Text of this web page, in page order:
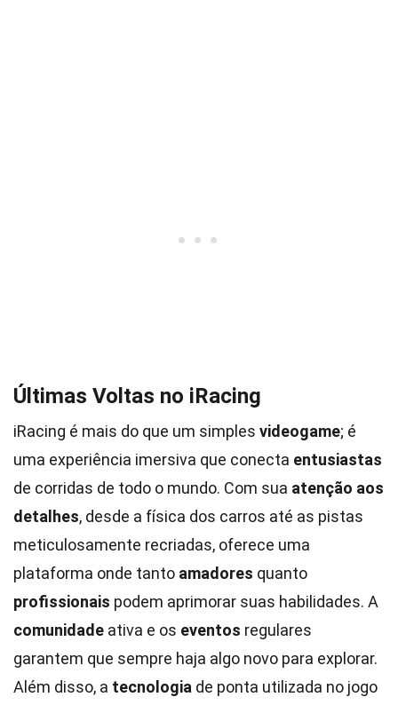
Últimas Voltas no iRacing
iRacing é mais do que um simples videogame; é
uma experiência imersiva que conecta entusiastas
de corridas de todo o mundo. Com sua atenção aos
detalhes, desde a física dos carros até as pistas
meticulosamente recriadas, oferece uma
plataforma onde tanto amadores quanto
profissionais podem aprimorar suas habilidades. A
comunidade ativa e os eventos regulares
garantem que sempre haja algo novo para explorar.
Além disso, a tecnologia de ponta utilizada no jogo